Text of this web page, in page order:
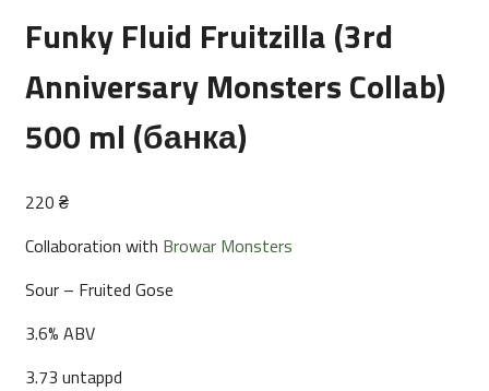
Funky Fluid Fruitzilla (3rd
Anniversary Monsters Collab)
500 ml (банка)
220 ₴
Collaboration with Browar Monsters
Sour – Fruited Gose
3.6% ABV
3.73 untappd